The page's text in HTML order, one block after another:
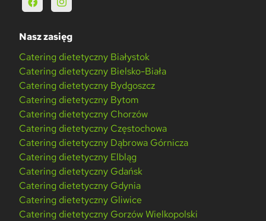
Nasz zasięg
Catering dietetyczny Białystok
Catering dietetyczny Bielsko-Biała
Catering dietetyczny Bydgoszcz
Catering dietetyczny Bytom
Catering dietetyczny Chorzów
Catering dietetyczny Częstochowa
Catering dietetyczny Dąbrowa Górnicza
Catering dietetyczny Elbląg
Catering dietetyczny Gdańsk
Catering dietetyczny Gdynia
Catering dietetyczny Gliwice
Catering dietetyczny Gorzów Wielkopolski